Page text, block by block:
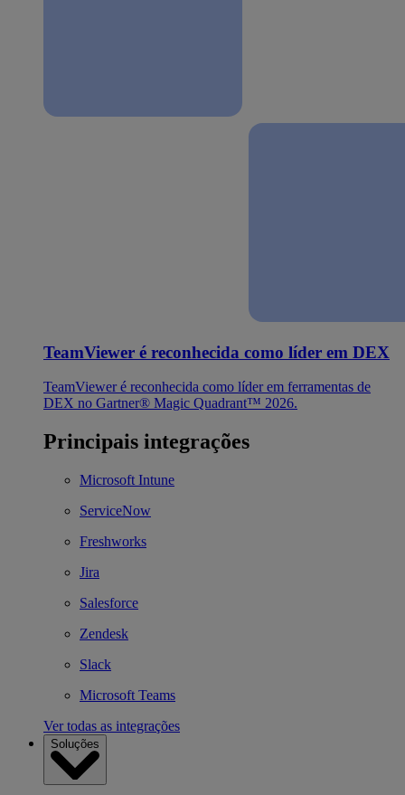
TeamViewer é reconhecida como líder em DEX
TeamViewer é reconhecida como líder em ferramentas de
DEX no Gartner® Magic Quadrant™ 2026.
Principais integrações
Microsoft Intune
ServiceNow
Freshworks
Jira
Salesforce
Zendesk
Slack
Microsoft Teams
Ver todas as integrações
Soluções